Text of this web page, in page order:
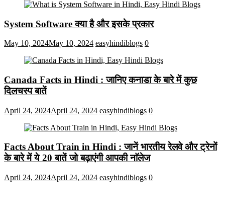
System Software क्या है और इसके प्रकार
May 10, 2024May 10, 2024 easyhindiblogs 0
Canada Facts in Hindi : जानिए कनाडा के बारे में कुछ
दिलचस्प बातें
April 24, 2024April 24, 2024 easyhindiblogs 0
Facts About Train in Hindi : जानें भारतीय रेलवे और ट्रेनों
के बारे में ये 20 बातें जो बढ़ाएंगी आपकी नाॅलेज
April 24, 2024April 24, 2024 easyhindiblogs 0